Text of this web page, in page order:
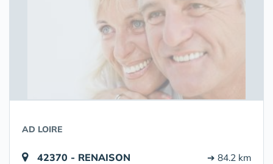
AD LOIRE
42370 - RENAISON ➔ 84.2 km